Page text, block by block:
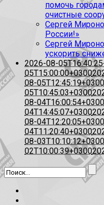
помочь
очистные
Сергей
России!»
Сергей
ускорить
2026-08-
05T15:00:00+0300
08-05T12:45:19+0300
05T10:45:03+0300
08-04T16:00:54+0300
04T14:45:07+0300
08-04T12:20:05+0300
04T11:20:40+0300
08-03T10:10:12+0300
02T10:00:39+0300